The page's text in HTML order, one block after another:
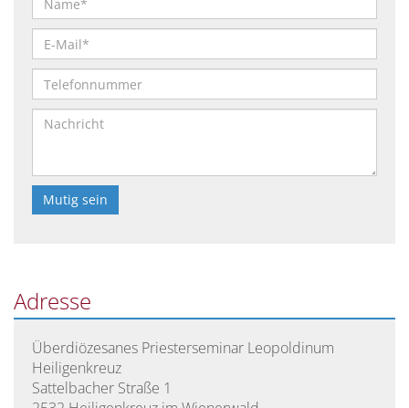
leer.
Adresse
Überdiözesanes Priesterseminar Leopoldinum
Heiligenkreuz
Sattelbacher Straße 1